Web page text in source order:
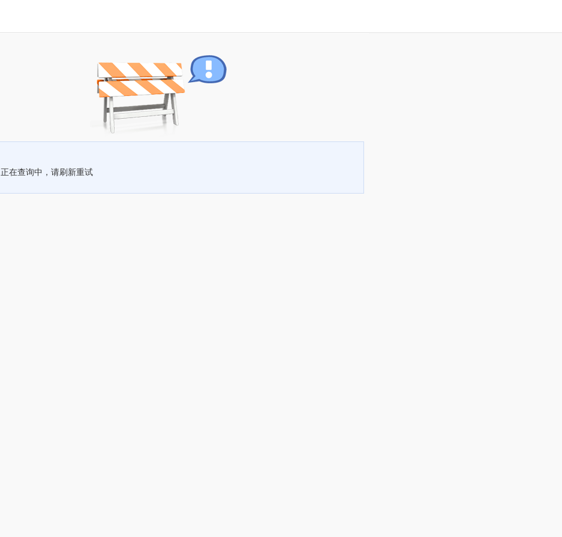
正在查询中，请刷新重试